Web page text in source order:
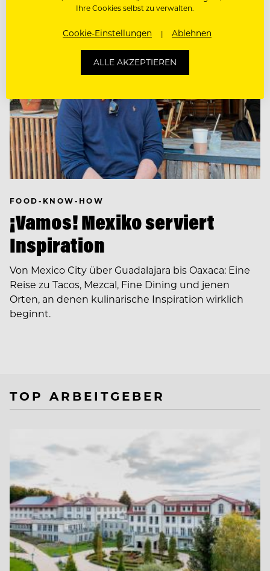
FOOD-KNOW-HOW
¡Vamos! Mexiko serviert
Inspiration
Von Mexico City über Guadalajara bis Oaxaca: Eine
Reise zu Tacos, Mezcal, Fine Dining und jenen
Orten, an denen kulinarische Inspiration wirklich
beginnt.
TOP ARBEITGEBER
Ihre Cookies selbst zu verwalten.
Cookie-Einstellungen Ablehnen
ALLE AKZEPTIEREN